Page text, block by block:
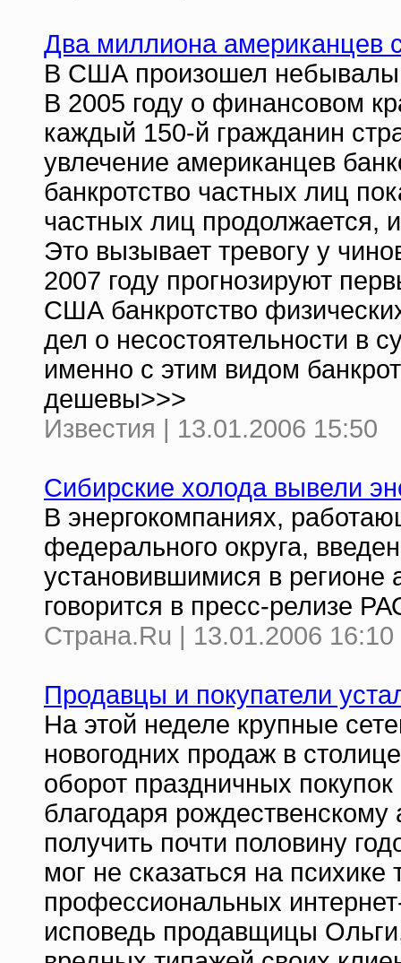
Два миллиона американцев
В США произошел
В 2005 году о финансовом
каждый 150-й гражданин
увлечение американцев
банкротство частных лиц
частных лиц продолжается,
Это вызывает тревогу у
2007 году прогнозируют
США банкротство
дел о несостоятельности в
именно с этим видом
дешевы>>>
Известия | 13.01.2006 15:50
Сибирские холода вывели
В энергокомпаниях,
федерального округа,
установившимися в регионе
говорится в пресс-релизе
Страна.Ru | 13.01.2006 16:10
Продавцы и покупатели
На этой неделе крупные
новогодних продаж в
оборот праздничных
благодаря
получить почти половину
мог не сказаться на
профессиональных
исповедь продавщицы